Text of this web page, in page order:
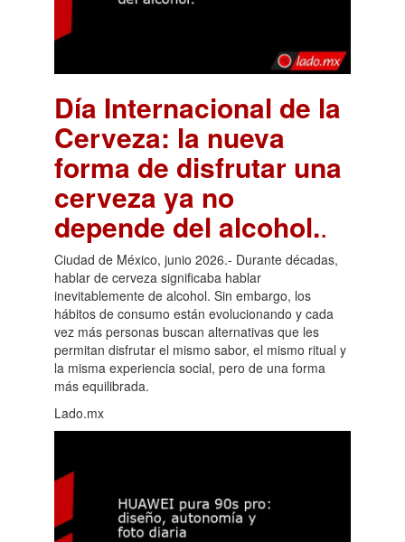
Día Internacional de la
Cerveza: la nueva
forma de disfrutar una
cerveza ya no
depende del alcohol..
Ciudad de México, junio 2026.- Durante décadas,
hablar de cerveza significaba hablar
inevitablemente de alcohol. Sin embargo, los
hábitos de consumo están evolucionando y cada
vez más personas buscan alternativas que les
permitan disfrutar el mismo sabor, el mismo ritual y
la misma experiencia social, pero de una forma
más equilibrada.
Lado.mx